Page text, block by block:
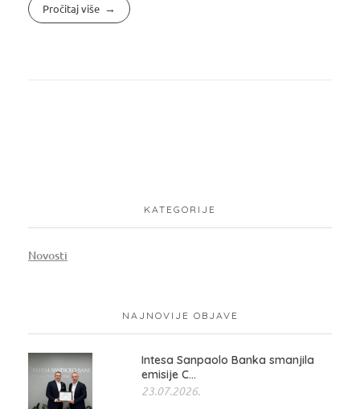
Pročitaj više
KATEGORIJE
Novosti
NAJNOVIJE OBJAVE
Intesa Sanpaolo Banka smanjila
emisije C...
23.07.2026.